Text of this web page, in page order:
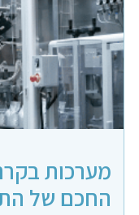
מערכות
החכם של